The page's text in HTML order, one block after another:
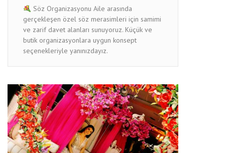
Söz Organizasyonu Aile arasında
gerçekleşen özel söz merasimleri için samimi
ve zarif davet alanları sunuyoruz. Küçük ve
butik organizasyonlara uygun konsept
seçenekleriyle yanınızdayız.